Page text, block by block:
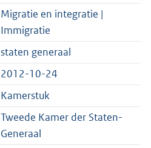
Migratie en integratie |
Immigratie
staten generaal
2012-10-24
Kamerstuk
Tweede Kamer der Staten-
Generaal